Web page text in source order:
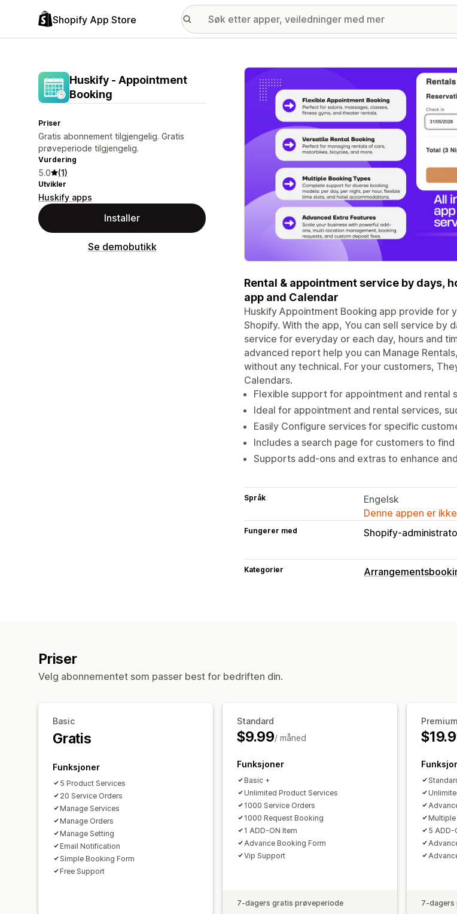
Shopify App Store
Huskify ‑ Appointment
Booking
Priser
Gratis abonnement tilgjengelig. Gratis
prøveperiode tilgjengelig.
Vurdering
5.0 (1)
Utvikler
Huskify apps
Installer
Se demobutikk
Galleri med fremhevede bilder
Rental & appointment service by days,
app and Calendar
Huskify Appointment Booking app provide for
Shopify. With the app, You can sell service by
service for everyday or each day, hours and
advanced report help you can Manage
without any technical. For your customers,
Calendars.
Flexible support for appointment and rental
Ideal for appointment and rental services,
Easily Configure services for specific
Includes a search page for customers to
Supports add-ons and extras to enhance
Språk
Engelsk
Denne appen er
Fungerer med Shopify-
Kategorier
Priser
Velg abonnementet som passer best for bedriften din.
Basic
Gratis
Funksjoner
5 Product Services
20 Service Orders
Manage Services
Manage Orders
Manage Setting
Email Notification
Simple Booking Form
Free Support
Standard
$9.99/ måned
Funksjoner
Basic +
Unlimited Product Services
1000 Service Orders
1000 Request Booking
1 ADD-ON Item
Advance Booking Form
Vip Support
7-dagers gratis prøveperiode
Premium
5 ADD-
7-dagers